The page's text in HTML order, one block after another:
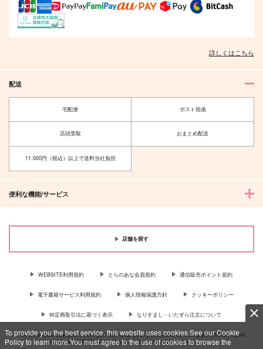
To provide you the best service, this website uses cookies.See our Cookie
Policy to learn more.You must agree to the use of cookies to browse the
詳しくはこちら
配送
宅配便 ポスト投函
店頭受取 おまとめ配送
11,000円（税込）以上で送料当社負担
便利な機能/サービス
店舗を探す
WEBSITE利用規約 とらのあな会員規約 通信販売ポイント規約
電子書籍サービス利用規約 個人情報保護方針 クッキーポリシー
特定商取引法に基づく表示 なりすまし・いたずら注文について
For Overseas customer, now you can ship your purchases by using purchases agent
services “AOCS”! Click {more…} for more information …more